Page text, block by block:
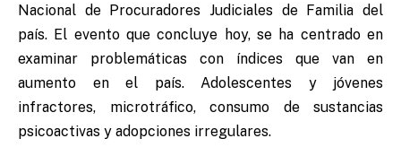
Nacional de Procuradores Judiciales de Familia del
país. El evento que concluye hoy, se ha centrado en
examinar problemáticas con índices que van en
aumento en el país. Adolescentes y jóvenes
infractores, microtráfico, consumo de sustancias
psicoactivas y adopciones irregulares.